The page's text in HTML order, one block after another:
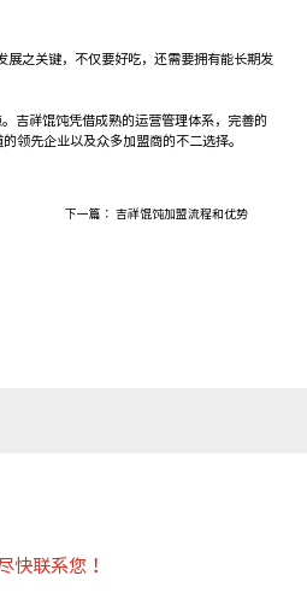
之关键，不仅要好吃，还需要拥有能长期发
吉祥馄饨凭借成熟的运营管理体系，完善的
领先企业以及众多加盟商的不二选择。
下一篇： 吉祥馄饨加盟流程和优势
快联系您！